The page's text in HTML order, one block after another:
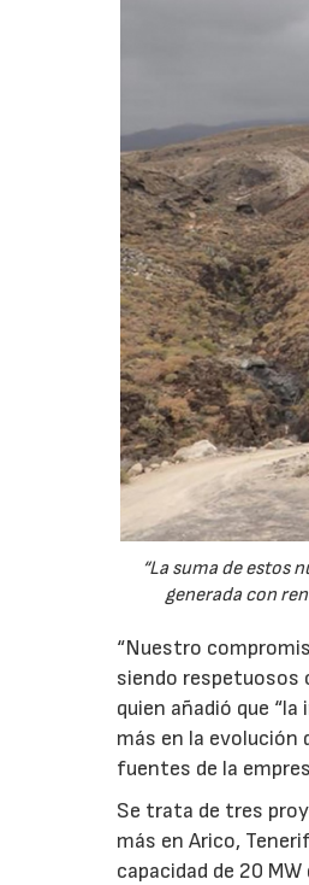
“La suma de estos
generada con
“Nuestro
siendo respetuosos
quien añadió que
más en la evolución
fuentes de la
Se trata de tres
más en Arico,
capacidad de 20